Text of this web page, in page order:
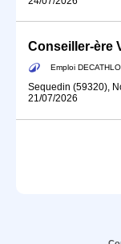
Conseiller-ère
Emploi
Sequedin (59320),
21/07/2026